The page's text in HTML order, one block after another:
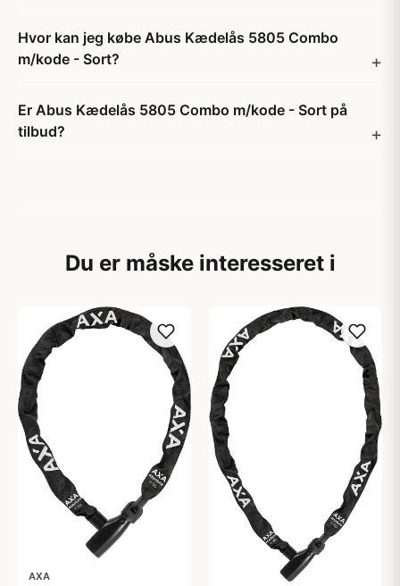
Hvor kan jeg købe Abus Kædelås 5805 Combo
m/kode - Sort?
Er Abus Kædelås 5805 Combo m/kode - Sort på
tilbud?
Du er måske interesseret i
AXA